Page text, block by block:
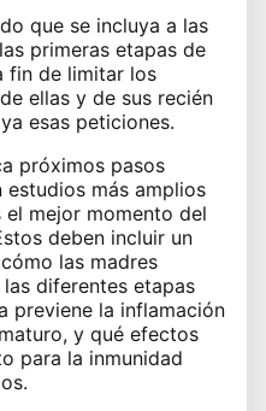
que se incluya a las
primeras etapas de
fin de limitar los
ellas y de sus recién
esas peticiones.
próximos pasos
estudios más amplios
mejor momento del
deben incluir un
las madres
diferentes etapas
previene la inflamación
y qué efectos
para la inmunidad